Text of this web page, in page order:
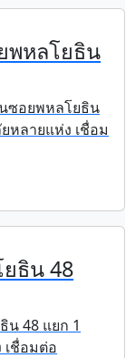
พหลโยธิน
ซอยพหลโยธิน
หลายแห่ง เชื่อม
ธิน 48
น 48 แยก 1
เชื่อมต่อ